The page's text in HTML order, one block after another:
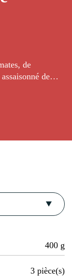
de
de
400 g
3 pièce(s)